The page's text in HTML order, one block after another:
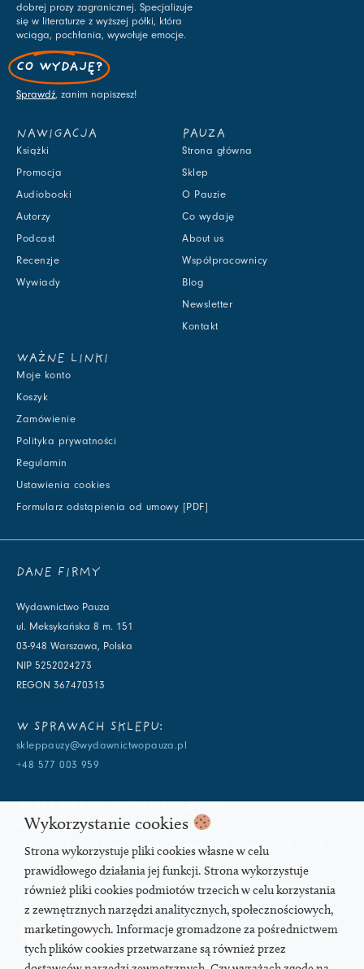
dobrej prozy zagranicznej. Specjalizuje
się w literaturze z wyższej półki, która
wciąga, pochłania, wywołuje emocje.
CO WYDAJĘ?
Sprawdź, zanim napiszesz!
NAWIGACJA
Książki
Promocja
Audiobooki
Autorzy
Podcast
Recenzje
Wywiady
PAUZA
Strona główna
Sklep
O Pauzie
Co wydaję
About us
Współpracownicy
Blog
Newsletter
Kontakt
WAŻNE LINKI
Moje konto
Koszyk
Zamówienie
Polityka prywatności
Regulamin
Ustawienia cookies
Formularz odstąpienia od umowy [PDF]
DANE FIRMY
Wydawnictwo Pauza
ul. Meksykańska 8 m. 151
03-948 Warszawa, Polska
NIP 5252024273
REGON 367470313
W SPRAWACH SKLEPU:
skleppauzy@wydawnictwopauza.pl
+48 577 003 959
info@wydawnictwopauza.pl
+48 501 177 119 (czynny w dni powszednie w godzinach 11-15,
proszę o wysłanie wiadomości SMS, gdybym nie odbierała)
SOCIAL MEDIA
Wykorzystanie cookies
Strona wykorzystuje pliki cookies własne w celu
prawidłowego działania jej funkcji. Strona wykorzystuje
również pliki cookies podmiotów trzecich w celu korzystania
z zewnętrznych narzędzi analitycznych, społecznościowych,
marketingowych. Informacje gromadzone za pośrednictwem
tych plików cookies przetwarzane są również przez